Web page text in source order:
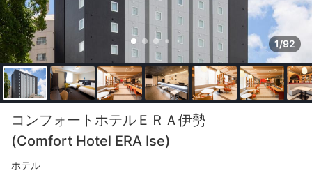
1/92
コンフォートホテルＥＲＡ伊勢
(Comfort Hotel ERA Ise)
ホテル